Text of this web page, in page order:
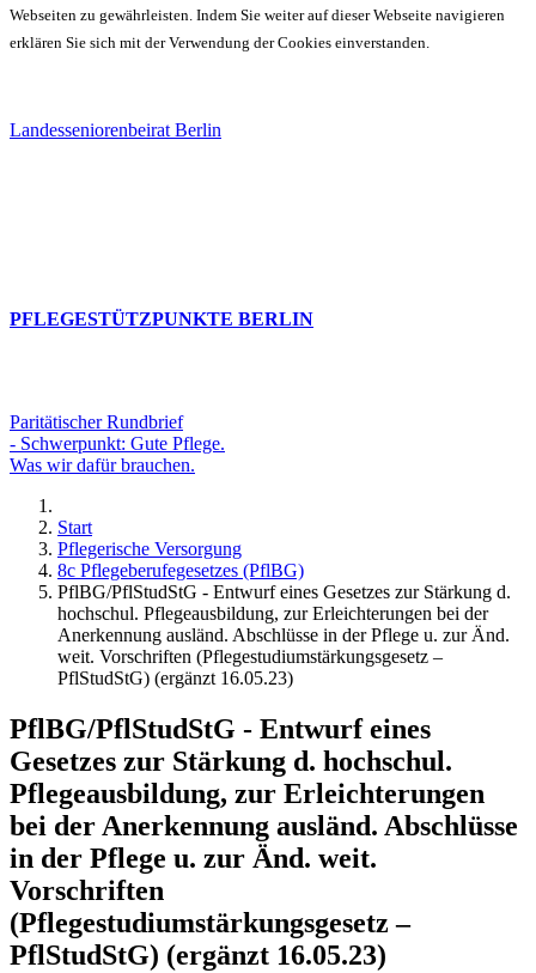
Webseiten zu gewährleisten. Indem Sie weiter auf dieser Webseite navigieren
erklären Sie sich mit der Verwendung der Cookies einverstanden.
Landesseniorenbeirat Berlin
PFLEGESTÜTZPUNKTE BERLIN
Paritätischer Rundbrief
- Schwerpunkt: Gute Pflege.
Was wir dafür brauchen.
Start
Pflegerische Versorgung
8c Pflegeberufegesetzes (PflBG)
PflBG/PflStudStG - Entwurf eines Gesetzes zur Stärkung d.
hochschul. Pflegeausbildung, zur Erleichterungen bei der
Anerkennung ausländ. Abschlüsse in der Pflege u. zur Änd.
weit. Vorschriften (Pflegestudiumstärkungsgesetz –
PflStudStG) (ergänzt 16.05.23)
PflBG/PflStudStG - Entwurf eines
Gesetzes zur Stärkung d. hochschul.
Pflegeausbildung, zur Erleichterungen
bei der Anerkennung ausländ. Abschlüsse
in der Pflege u. zur Änd. weit.
Vorschriften
(Pflegestudiumstärkungsgesetz –
PflStudStG) (ergänzt 16.05.23)